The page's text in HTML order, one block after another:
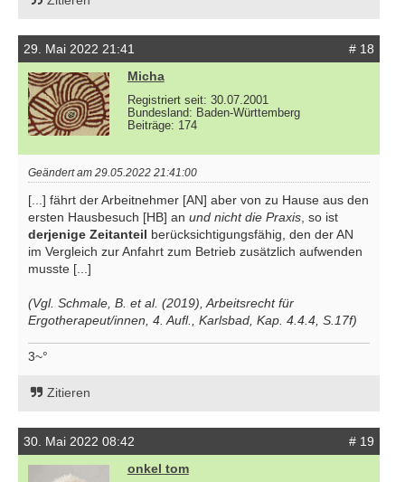
29. Mai 2022 21:41
# 18
Micha
Registriert seit: 30.07.2001
Bundesland: Baden-Württemberg
Beiträge: 174
Geändert am 29.05.2022 21:41:00
[...] fährt der Arbeitnehmer [AN] aber von zu Hause aus den
ersten Hausbesuch [HB] an und nicht die Praxis, so ist
derjenige Zeitanteil berücksichtigungsfähig, den der AN
im Vergleich zur Anfahrt zum Betrieb zusätzlich aufwenden
musste [...]
(Vgl. Schmale, B. et al. (2019), Arbeitsrecht für
Ergotherapeut/innen, 4. Aufl., Karlsbad, Kap. 4.4.4, S.17f)
3~°
Zitieren
30. Mai 2022 08:42
# 19
onkel tom